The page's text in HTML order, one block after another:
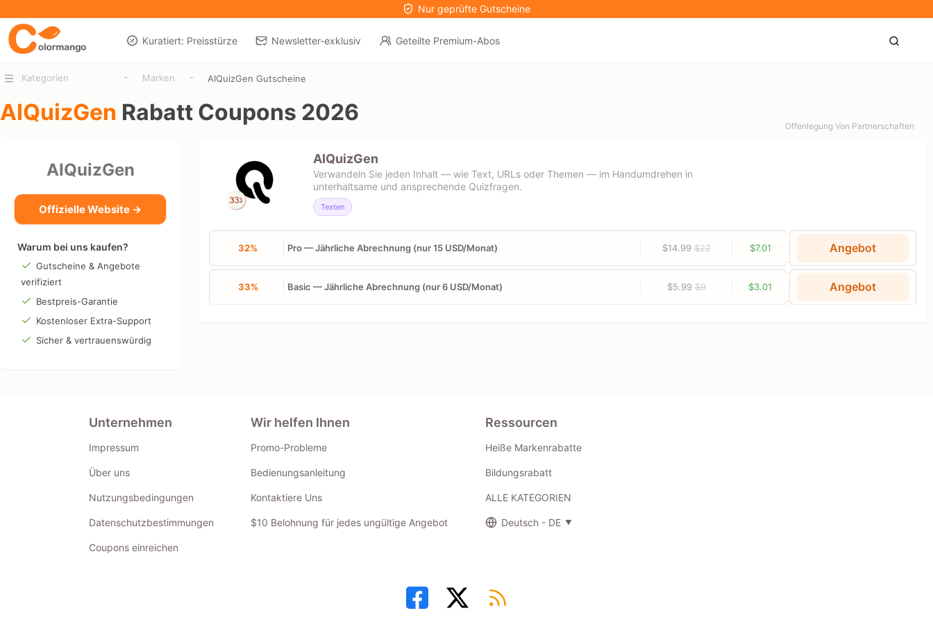
Nur geprüfte Gutscheine
Kuratiert: Preisstürze Newsletter-exklusiv Geteilte Premium-Abos
Kategorien - Marken - AIQuizGen Gutscheine
AIQuizGen Rabatt Coupons 2026
Offenlegung Von Partnerschaften
AIQuizGen
Offizielle Website →
Warum bei uns kaufen?
Gutscheine & Angebote
verifiziert
Bestpreis-Garantie
Kostenloser Extra-Support
Sicher & vertrauenswürdig
AIQuizGen
Verwandeln Sie jeden Inhalt — wie Text, URLs oder Themen — im Handumdrehen in
unterhaltsame und ansprechende Quizfragen.
Texten
32% Pro — Jährliche Abrechnung (nur 15 USD/Monat) $14.99 $22 $7.01 Angebot
33% Basic — Jährliche Abrechnung (nur 6 USD/Monat) $5.99 $9 $3.01 Angebot
Unternehmen
Impressum
Über uns
Nutzungsbedingungen
Datenschutzbestimmungen
Coupons einreichen
Wir helfen Ihnen
Promo-Probleme
Bedienungsanleitung
Kontaktiere Uns
$10 Belohnung für jedes ungültige Angebot
Ressourcen
Heiße Markenrabatte
Bildungsrabatt
ALLE KATEGORIEN
Deutsch - DE